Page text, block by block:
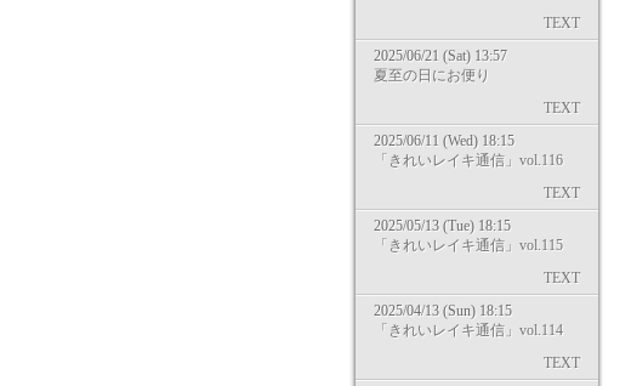
TEXT
2025/06/21 (Sat) 13:57
夏至の日にお便り
TEXT
2025/06/11 (Wed) 18:15
「きれいレイキ通信」vol.116
TEXT
2025/05/13 (Tue) 18:15
「きれいレイキ通信」vol.115
TEXT
2025/04/13 (Sun) 18:15
「きれいレイキ通信」vol.114
TEXT